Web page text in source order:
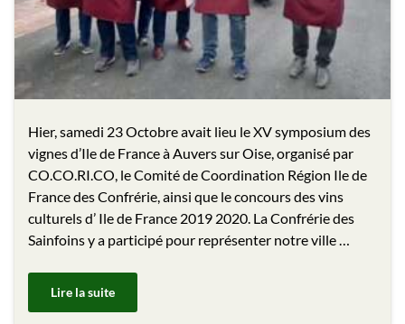
Hier, samedi 23 Octobre avait lieu le XV symposium des
vignes d’Ile de France à Auvers sur Oise, organisé par
CO.CO.RI.CO, le Comité de Coordination Région Ile de
France des Confrérie, ainsi que le concours des vins
culturels d’ Ile de France 2019 2020. La Confrérie des
Sainfoins y a participé pour représenter notre ville …
Lire la suite